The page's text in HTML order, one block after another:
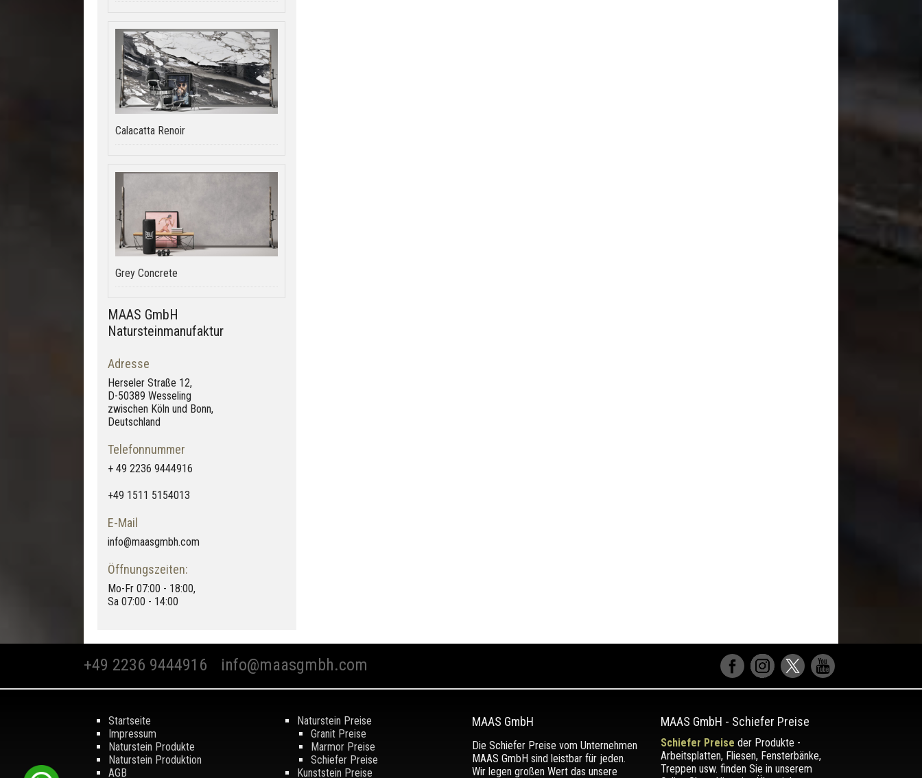
Calacatta Renoir
Grey Concrete
MAAS GmbH
Natursteinmanufaktur
Adresse
Herseler Straße 12,
D-50389 Wesseling
zwischen Köln und Bonn,
Deutschland
Telefonnummer
+ 49 2236 9444916
+49 1511 5154013
E-Mail
info@maasgmbh.com
Öffnungszeiten:
Mo-Fr 07:00 - 18:00,
Sa 07:00 - 14:00
+49 2236 9444916 info@maasgmbh.com
Startseite
Impressum
Naturstein Produkte
Naturstein Produktion
AGB
Naturstein Preise
Granit Preise
Marmor Preise
Schiefer Preise
Kunststein Preise
MAAS GmbH
Die Schiefer Preise vom Unternehmen
MAAS GmbH sind leistbar für jeden.
Wir legen großen Wert das unsere
MAAS GmbH - Schiefer Preise
Schiefer Preise der Produkte -
Arbeitsplatten, Fliesen, Fensterbänke,
Treppen usw. finden Sie in unserem